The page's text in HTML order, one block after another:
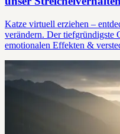
Katze virtuell erziehen –
verändern. Der tiefgründigste
emotionalen Effekten &